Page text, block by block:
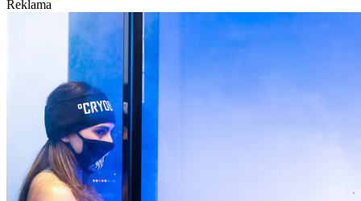
Reklama